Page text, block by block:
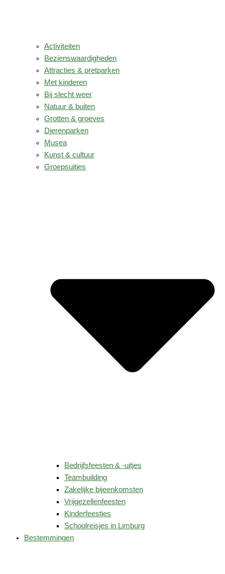
Activiteiten
Bezienswaardigheden
Attracties & pretparken
Met kinderen
Bij slecht weer
Natuur & buiten
Grotten & groeves
Dierenparken
Musea
Kunst & cultuur
Groepsuitjes
Bedrijfsfeesten & -uitjes
Teambuilding
Zakelijke bijeenkomsten
Vrijgezellenfeesten
Kinderfeestjes
Schoolreisjes in Limburg
Bestemmingen